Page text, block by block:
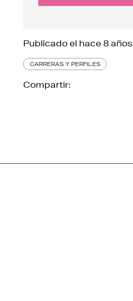
Publicado el hace 8 años
CARRERAS Y PERFILES
Compartir: